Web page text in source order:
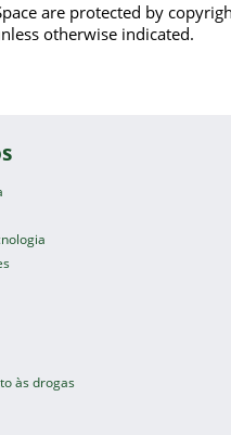
are protected by
otherwise indicated.
às drogas